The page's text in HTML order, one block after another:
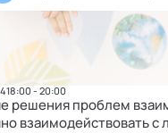
18:00 - 20:00
решения проблем
взаимодействовать с